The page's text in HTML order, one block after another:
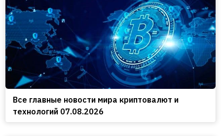
Все главные новости мира криптовалют и
технологий 07.08.2026